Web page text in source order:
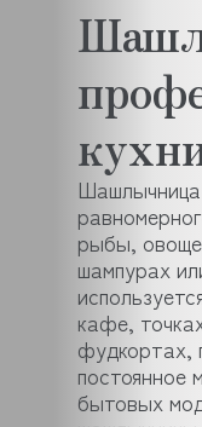
рыбы,
шампурах
кафе,
фудкортах,
постоянное
бытовых